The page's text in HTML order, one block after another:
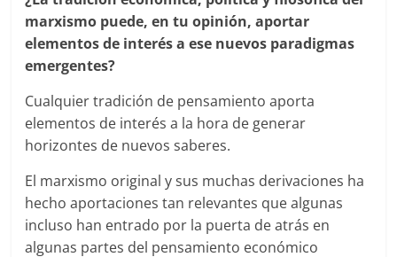
marxismo puede, en tu opinión, aportar
elementos de interés a ese nuevos paradigmas
emergentes?
Cualquier tradición de pensamiento aporta
elementos de interés a la hora de generar
horizontes de nuevos saberes.
El marxismo original y sus muchas derivaciones ha
hecho aportaciones tan relevantes que algunas
incluso han entrado por la puerta de atrás en
algunas partes del pensamiento económico